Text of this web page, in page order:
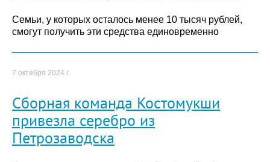
Семьи, у которых осталось менее 10 тысяч рублей,
смогут получить эти средства единовременно
7 октября 2024 г.
Сборная команда Костомукши
привезла серебро из
Петрозаводска